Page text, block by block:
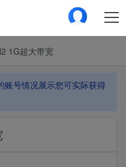
1G超大带宽
账号情况展示您可实际获得